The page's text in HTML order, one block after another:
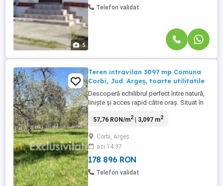
5
Telefon validat
Teren intravilan 3097 mp Comuna
Corbi, Jud. Argeș, toarte utilitatile
Descoperă echilibrul perfect între natură,
liniște și acces rapid către oraș. Situat în
confortabilă de București (2 ore) și în
acest teren reprezintă alegerea ideală
pentru o casă de vacanță, o pensiune sau
o investiție ...
57,76 RON/m2| 3,097 m2
Corbi, Arges
azi 14:37
178 896 RON
Telefon validat